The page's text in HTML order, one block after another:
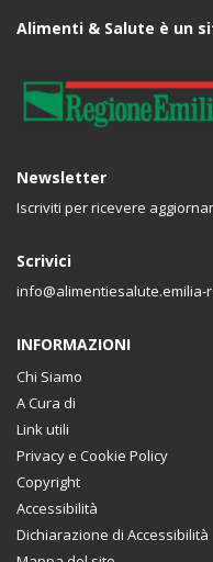
Alimenti & Salute è un
Newsletter
Iscriviti per ricevere
Scrivici
info@alimentiesalute.emilia-
INFORMAZIONI
Chi Siamo
A Cura di
Link utili
Privacy e Cookie Policy
Copyright
Accessibilità
Dichiarazione di Accessibilità